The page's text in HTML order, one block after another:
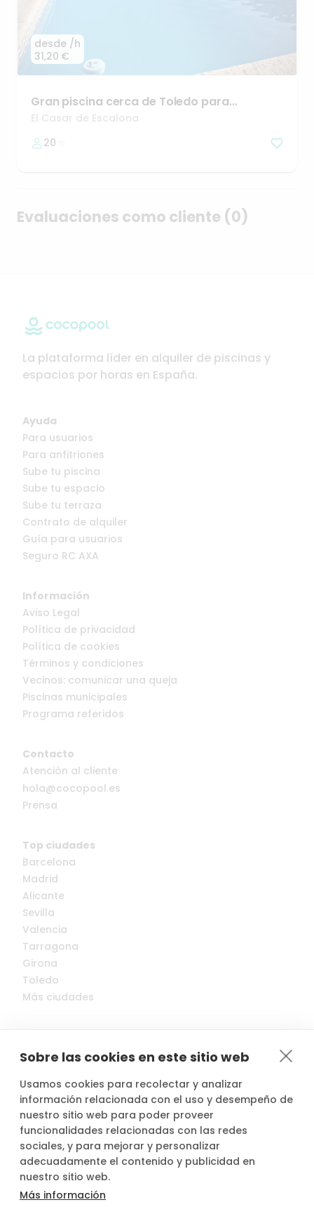
Sobre las cookies en este sitio web
Usamos cookies para recolectar y analizar
información relacionada con el uso y desempeño de
nuestro sitio web para poder proveer
funcionalidades relacionadas con las redes
sociales, y para mejorar y personalizar
adecuadamente el contenido y publicidad en
nuestro sitio web.
Más información
desde
31,20 €
/h
Gran piscina cerca de Toledo para
celebraciones de grupos
El Casar de Escalona
20
Evaluaciones como cliente (0)
La plataforma líder en alquiler de piscinas y
espacios por horas en España.
© 2022-2026 Cocopool, Inc. All rights reserved.
 Anfitriones asegurados*
Ayuda
Para usuarios
Para anfitriones
Sube tu piscina
Sube tu espacio
Sube tu terraza
Contrato de alquiler
Guía para usuarios
Seguro RC AXA
Información
Aviso Legal
Política de privacidad
Política de cookies
Términos y condiciones
Vecinos: comunicar una queja
Piscinas municipales
Programa referidos
Contacto
Atención al cliente
hola@cocopool.es
Prensa
Top ciudades
Barcelona
Madrid
Alicante
Sevilla
Valencia
Tarragona
Girona
Toledo
Más ciudades